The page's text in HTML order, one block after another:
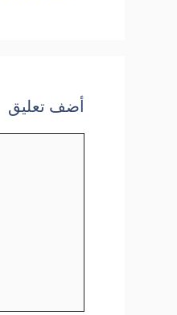
أضف تعليق